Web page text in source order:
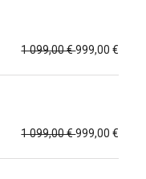
1 099,00 €999,00 €
1 099,00 €999,00 €